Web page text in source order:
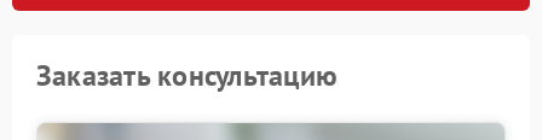
Заказать консультацию